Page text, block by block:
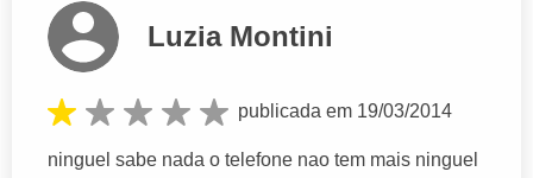
Luzia Montini
publicada em 19/03/2014
ninguel sabe nada o telefone nao tem mais ninguel